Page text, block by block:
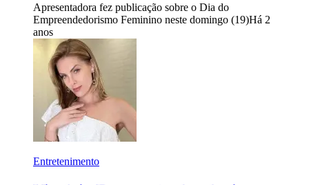
Apresentadora fez publicação sobre o Dia do
Empreendedorismo Feminino neste domingo (19)Há 2
anos
Entretenimento